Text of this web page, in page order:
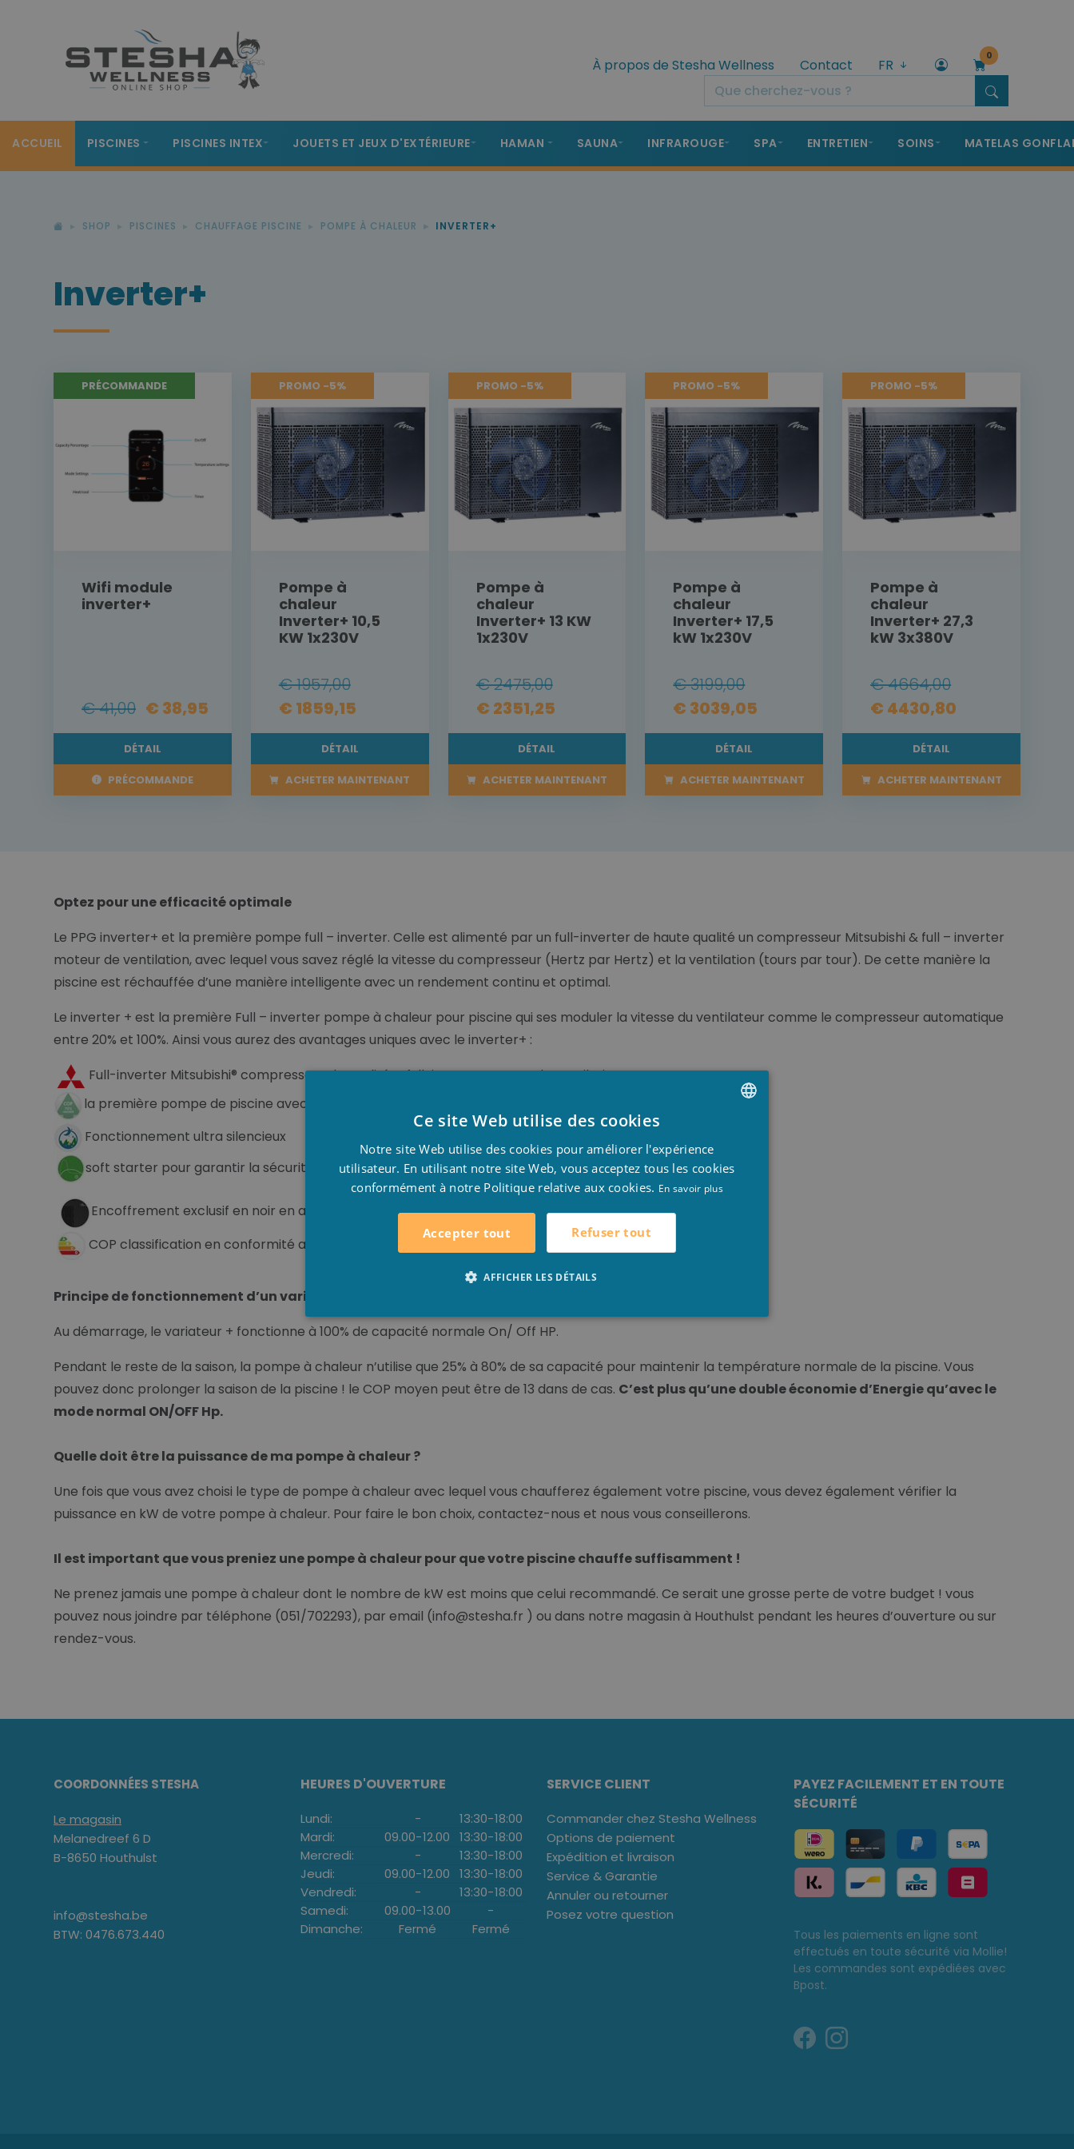
À propos de Stesha Wellness Contact FR
0
ACCUEIL PISCINES PISCINES INTEX JOUETS ET JEUX D'EXTÉRIEURE HAMAN SAUNA INFRAROUGE SPA ENTRETIEN SOINS MATELAS
SHOP PISCINES CHAUFFAGE PISCINE POMPE À CHALEUR INVERTER+
Inverter+
PROMO -5%
PRÉCOMMANDE
Wifi module
inverter+
€ 41,00 € 38,95
DÉTAIL
PRÉCOMMANDE
PROMO -5%
Pompe à
chaleur
Inverter+ 10,5
KW 1x230V
€ 1957,00
€ 1859,15
DÉTAIL
ACHETER MAINTENANT
PROMO -5%
Pompe à
chaleur
Inverter+ 13 KW
1x230V
€ 2475,00
€ 2351,25
DÉTAIL
ACHETER MAINTENANT
PROMO -5%
Pompe à
chaleur
Inverter+ 17,5
kW 1x230V
€ 3199,00
€ 3039,05
DÉTAIL
ACHETER MAINTENANT
PROMO -5%
Pompe à
chaleur
Inverter+ 27,3
kW 3x380V
€ 4664,00
€ 4430,80
DÉTAIL
ACHETER MAINTENANT
Optez pour une efficacité optimale
Le PPG inverter+ et la première pompe full – inverter. Celle est alimenté par un full-inverter de haute qualité un compresseur Mitsubishi & full – inverter
moteur de ventilation, avec lequel vous savez réglé la vitesse du compresseur (Hertz par Hertz) et la ventilation (tours par tour). De cette manière la
piscine est réchauffée d’une manière intelligente avec un rendement continu et optimal.
Le inverter + est la première Full – inverter pompe à chaleur pour piscine qui ses moduler la vitesse du ventilateur comme le compresseur automatique
entre 20% et 100%. Ainsi vous aurez des avantages uniques avec le inverter+ :
Full-inverter Mitsubishi® compresseur de qualité & full-inverter moteur de ventilation.
la première pompe de piscine avec une A- label énergétique : unique sur le marché!
Fonctionnement ultra silencieux
soft starter pour garantir la sécurité du système d’électricité
Encoffrement exclusif en noir en aluminium haute qualité
COP classification en conformité avec F.P.P France
Principe de fonctionnement d’un variateur +
Au démarrage, le variateur + fonctionne à 100% de capacité normale On/ Off HP.
Pendant le reste de la saison, la pompe à chaleur n’utilise que 25% à 80% de sa capacité pour maintenir la température normale de la piscine. Vous
pouvez donc prolonger la saison de la piscine ! le COP moyen peut être de 13 dans de cas. C’est plus qu’une double économie d’Energie qu’avec le
mode normal ON/OFF Hp.
Quelle doit être la puissance de ma pompe à chaleur ?
Une fois que vous avez choisi le type de pompe à chaleur avec lequel vous chaufferez également votre piscine, vous devez également vérifier la
puissance en kW de votre pompe à chaleur. Pour faire le bon choix, contactez-nous et nous vous conseillerons.
Il est important que vous preniez une pompe à chaleur pour que votre piscine chauffe suffisamment !
Ne prenez jamais une pompe à chaleur dont le nombre de kW est moins que celui recommandé. Ce serait une grosse perte de votre budget ! vous
pouvez nous joindre par téléphone (051/702293), par email (info@stesha.fr ) ou dans notre magasin à Houthulst pendant les heures d’ouverture ou sur
rendez-vous.
COORDONNÉES STESHA
Le magasin
Melanedreef 6 D
B-8650 Houthulst
info@stesha.be
BTW: 0476.673.440
HEURES D'OUVERTURE
Lundi: - 13:30-18:00
Mardi:
09.00-12.00 13:30-18:00
Mercredi:
- 13:30-18:00
Jeudi:
09.00-12.00 13:30-18:00
Vendredi:
- 13:30-18:00
Samedi:
09.00-13.00
-
Dimanche:
Fermé Fermé
SERVICE CLIENT
Commander chez Stesha Wellness
Options de paiement
Expédition et livraison
Service & Garantie
Annuler ou retourner
Posez votre question
PAYEZ FACILEMENT ET EN TOUTE
SÉCURITÉ
Tous les paiements en ligne sont
effectués en toute sécurité via Mollie!
Les commandes sont expédiées avec
Bpost.
ENGLISH
Ce site Web utilise des cookies
Notre site Web utilise des cookies pour améliorer l'expérience
utilisateur. En utilisant notre site Web, vous acceptez tous les cookies
conformément à notre Politique relative aux cookies. En savoir plus
Accepter tout Refuser tout
AFFICHER LES DÉTAILS